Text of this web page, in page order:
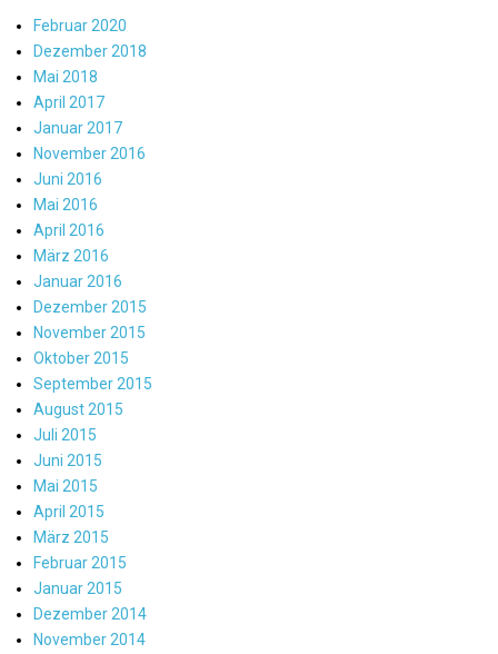
Februar 2020
Dezember 2018
Mai 2018
April 2017
Januar 2017
November 2016
Juni 2016
Mai 2016
April 2016
März 2016
Januar 2016
Dezember 2015
November 2015
Oktober 2015
September 2015
August 2015
Juli 2015
Juni 2015
Mai 2015
April 2015
März 2015
Februar 2015
Januar 2015
Dezember 2014
November 2014